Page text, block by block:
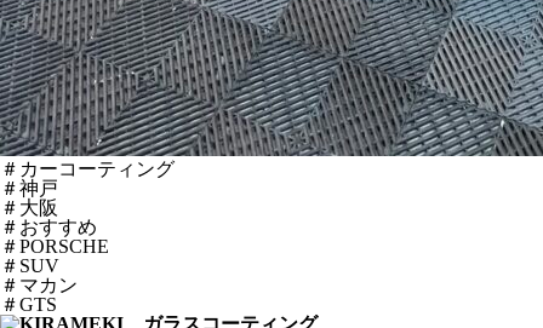
＃カーコーティング
＃神戸
＃大阪
＃おすすめ
＃PORSCHE
＃SUV
＃マカン
＃GTS